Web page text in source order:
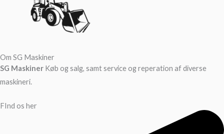
Om SG Maskiner
SG Maskiner Køb og salg, samt service og reperation af diverse
maskineri.
FInd os her